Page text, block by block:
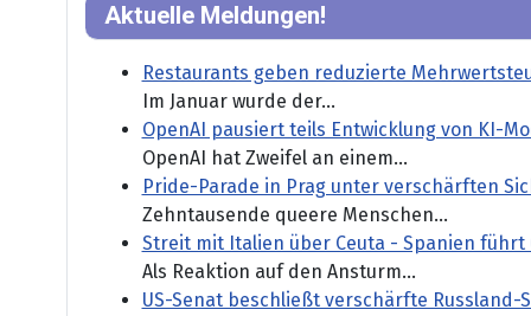
Aktuelle Meldungen!
Restaurants geben reduzierte
Im Januar wurde der...
OpenAI pausiert teils Entwicklung von KI-
OpenAI hat Zweifel an einem...
Pride-Parade in Prag unter verschärften
Zehntausende queere Menschen...
Streit mit Italien über Ceuta - Spanien
Als Reaktion auf den Ansturm...
US-Senat beschließt verschärfte Russland-